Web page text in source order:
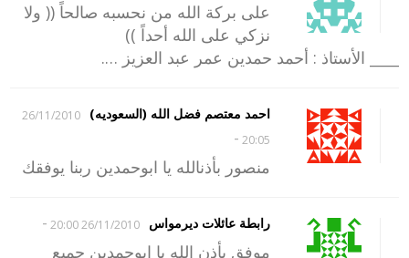
على بركة الله من نحسبه صالحاً (( ولا
نزكي على الله أحداً ))
____ الأستاذ : أحمد حمدين عمر عبد العزيز ….
احمد معتصم فضل الله (السعوديه)
26/11/2010
20:05
-
منصور بأذنالله يا ابوحمدين ربنا يوفقك
رابطة عائلات ديرمواس 26/11/2010 20:00
-
موفق بأذن الله يا ابوحمدين جميع